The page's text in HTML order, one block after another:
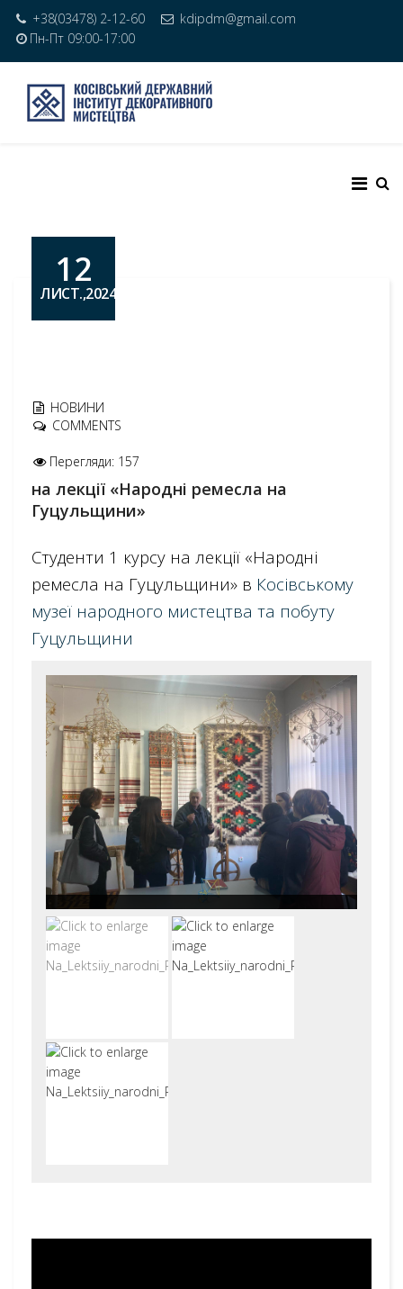
+38(03478) 2-12-60
kdipdm@gmail.com
Пн-Пт 09:00-17:00
12
ЛИСТ.,2024
НОВИНИ
COMMENTS
Перегляди: 157
на лекції «Народні ремесла на
Гуцульщини»
Студенти 1 курсу на лекції «Народні
ремесла на Гуцульщини» в Косівському
музеї народного мистецтва та побуту
Гуцульщини